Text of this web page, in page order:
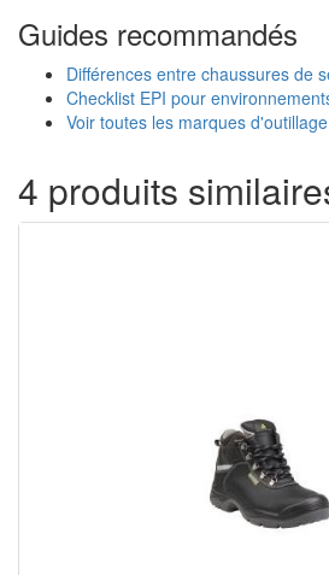
Guides recommandés
Différences entre chaussures de
Checklist EPI pour
Voir toutes les marques
4 produits